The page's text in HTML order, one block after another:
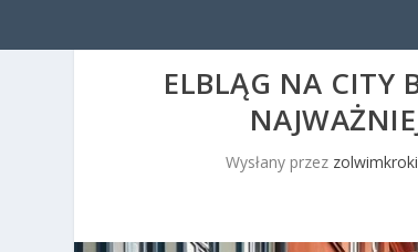
ELBLĄG NA CITY
Wysłany przez